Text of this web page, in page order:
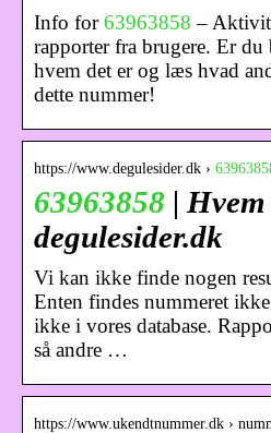
Info for63963858 –
rapporter fra brugere. Er du
hvem det er og læs hvad
dette nummer!
https://www.degulesider.dk ›
63963858 |
degulesider.dk
Vi kan ikke finde nogen
Enten findes nummeret
ikke i vores database.
så andre …
https://www.ukendtnummer.dk ›